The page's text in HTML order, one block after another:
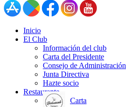
Inicio
El Club
Información del club
Carta del Presidente
Consejo de Administración
Junta Directiva
Hazte socio
Restaurante
Carta